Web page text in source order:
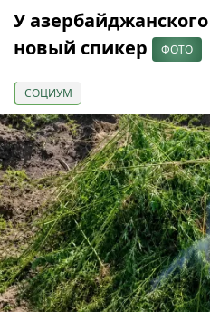
У азербайджанского
новый спикер
ФОТО
СОЦИУМ